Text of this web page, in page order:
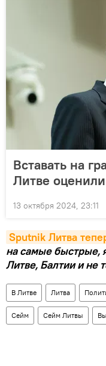
Вставать на
Литве
13 октября 2024, 23:11
Sputnik Литва
на самые быстрые,
Литве, Балтии и не
В Литве Литва
Сейм Сейм Литвы